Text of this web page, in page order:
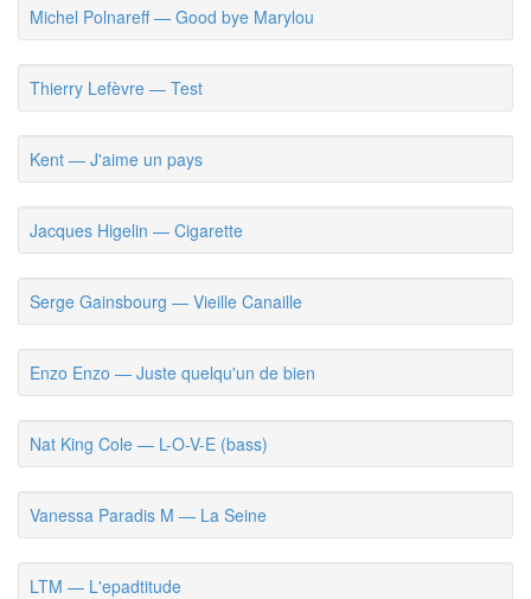
Michel Polnareff — Good bye Marylou
Thierry Lefèvre — Test
Kent — J'aime un pays
Jacques Higelin — Cigarette
Serge Gainsbourg — Vieille Canaille
Enzo Enzo — Juste quelqu'un de bien
Nat King Cole — L-O-V-E (bass)
Vanessa Paradis M — La Seine
LTM — L'epadtitude